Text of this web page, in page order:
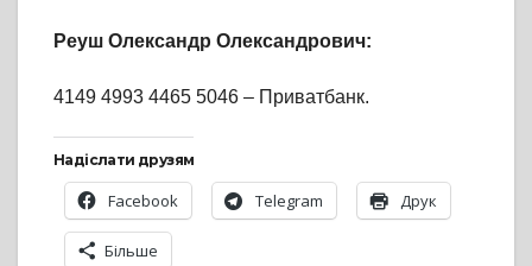
Реуш Олександр Олександрович:
4149 4993 4465 5046 – Приватбанк.
Надіслати друзям
Facebook Telegram Друк
Більше